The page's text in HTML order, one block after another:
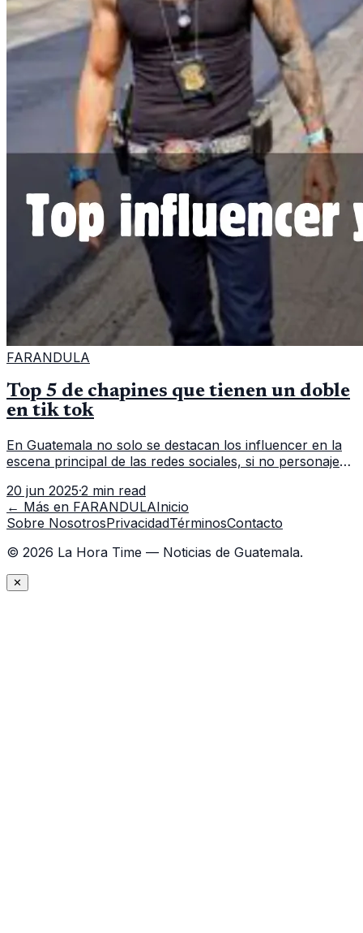
FARANDULA
Top 5 de chapines que tienen un doble
en tik tok
En Guatemala no solo se destacan los influencer en la
escena principal de las redes sociales, si no personajes
bueno o malo de c
20 jun 2025·2 min read
← Más en FARANDULAInicio
Sobre NosotrosPrivacidadTérminosContacto
© 2026 La Hora Time — Noticias de Guatemala.